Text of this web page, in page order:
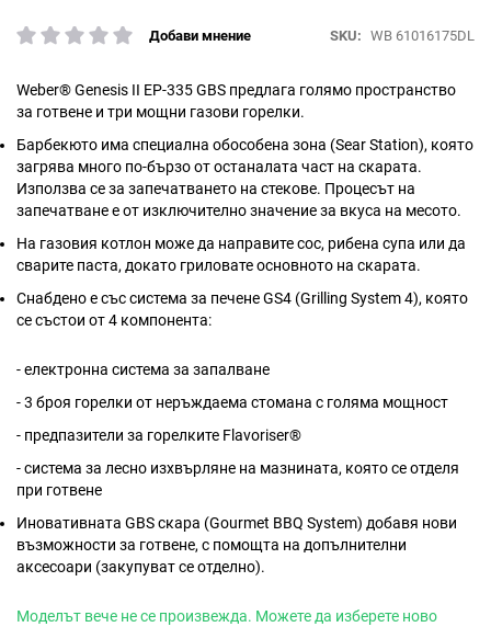
рейтинг:
Добави мнение SKU WB 61016175DL
Weber® Genesis II EP-335 GBS предлага голямо пространство
за готвене и три мощни газови горелки.
Барбекюто има специална обособена зона (Sear Station), която
загрява много по-бързо от останалата част на скарата.
Използва се за запечатването на стекове. Процесът на
запечатване е от изключително значение за вкуса на месото.
На газовия котлон може да направите сос, рибена супа или да
сварите паста, докато гриловате основното на скарата.
Снабдено е със система за печене GS4 (Grilling System 4), която
се състои от 4 компонента:
- електронна система за запалване
- 3 броя горелки от неръждаема стомана с голяма мощност
- предпазители за горелките Flavoriser®
- система за лесно изхвърляне на мазнината, която се отделя
при готвене
Иновативната GBS скара (Gourmet BBQ System) добавя нови
възможности за готвене, с помощта на допълнителни
аксесоари (закупуват се отделно).
Mоделът вече не се произвежда. Можете да изберете ново
началото
на
със
снимки